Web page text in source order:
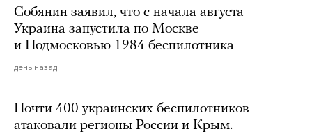
Собянин заявил, что с начала августа
Украина запустила по Москве
и Подмосковью 1984 беспилотника
день назад
Почти 400 украинских беспилотников
атаковали регионы России и Крым.